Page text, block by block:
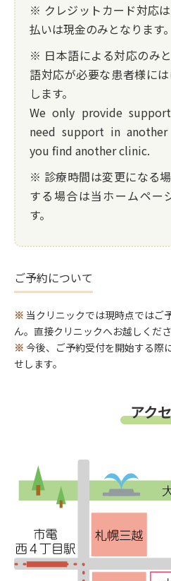
※ クレジットカード対応
払いは現金のみとなります。
※ 日本語による対応のみ
語対応が必要な患者様に
します。
We only provide
need support in
you find another clinic.
※ 診療時間は変更になる
する場合は当ホームペー
す。
ご予約について
当クリニックでは現時点ではご
ん。直接クリニックへお越しくださ
今後、ご予約受付を開始する際
せします。
アク